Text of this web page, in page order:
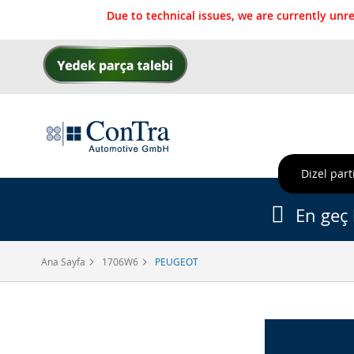
Due to technical issues, we are currently
İçeriğe
Dizel
Ana Sayfa 1706W6 PEUGEOT
En